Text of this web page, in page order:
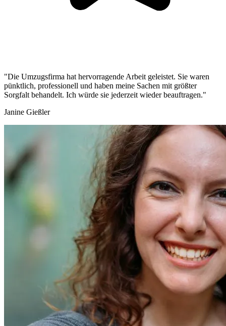
"Die Umzugsfirma hat hervorragende Arbeit geleistet. Sie waren
pünktlich, professionell und haben meine Sachen mit größter
Sorgfalt behandelt. Ich würde sie jederzeit wieder beauftragen."
Janine Gießler